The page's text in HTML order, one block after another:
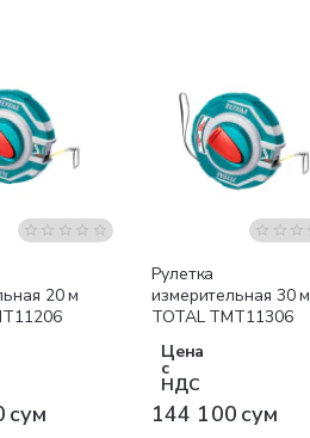
20 м
сум
Рулетка
измерительная 30 м
TOTAL TMT11306
Цена
с
НДС
144 100 сум